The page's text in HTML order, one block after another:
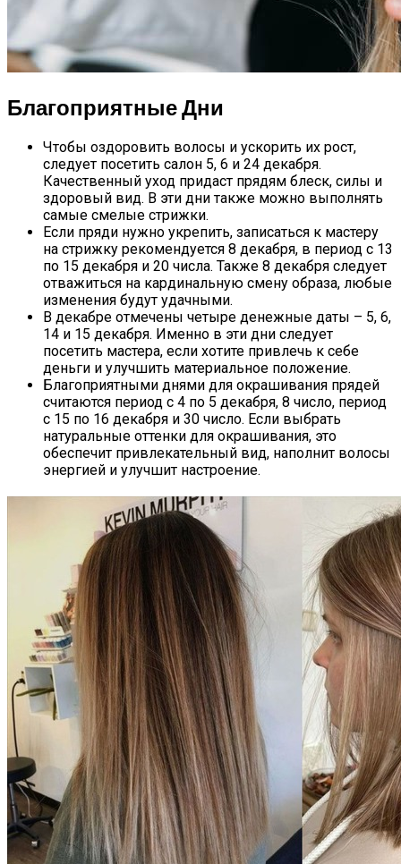
Благоприятные Дни
Чтобы оздоровить волосы и ускорить их рост,
следует посетить салон 5, 6 и 24 декабря.
Качественный уход придаст прядям блеск, силы и
здоровый вид. В эти дни также можно выполнять
самые смелые стрижки.
Если пряди нужно укрепить, записаться к мастеру
на стрижку рекомендуется 8 декабря, в период с 13
по 15 декабря и 20 числа. Также 8 декабря следует
отважиться на кардинальную смену образа, любые
изменения будут удачными.
В декабре отмечены четыре денежные даты – 5, 6,
14 и 15 декабря. Именно в эти дни следует
посетить мастера, если хотите привлечь к себе
деньги и улучшить материальное положение.
Благоприятными днями для окрашивания прядей
считаются период с 4 по 5 декабря, 8 число, период
с 15 по 16 декабря и 30 число. Если выбрать
натуральные оттенки для окрашивания, это
обеспечит привлекательный вид, наполнит волосы
энергией и улучшит настроение.